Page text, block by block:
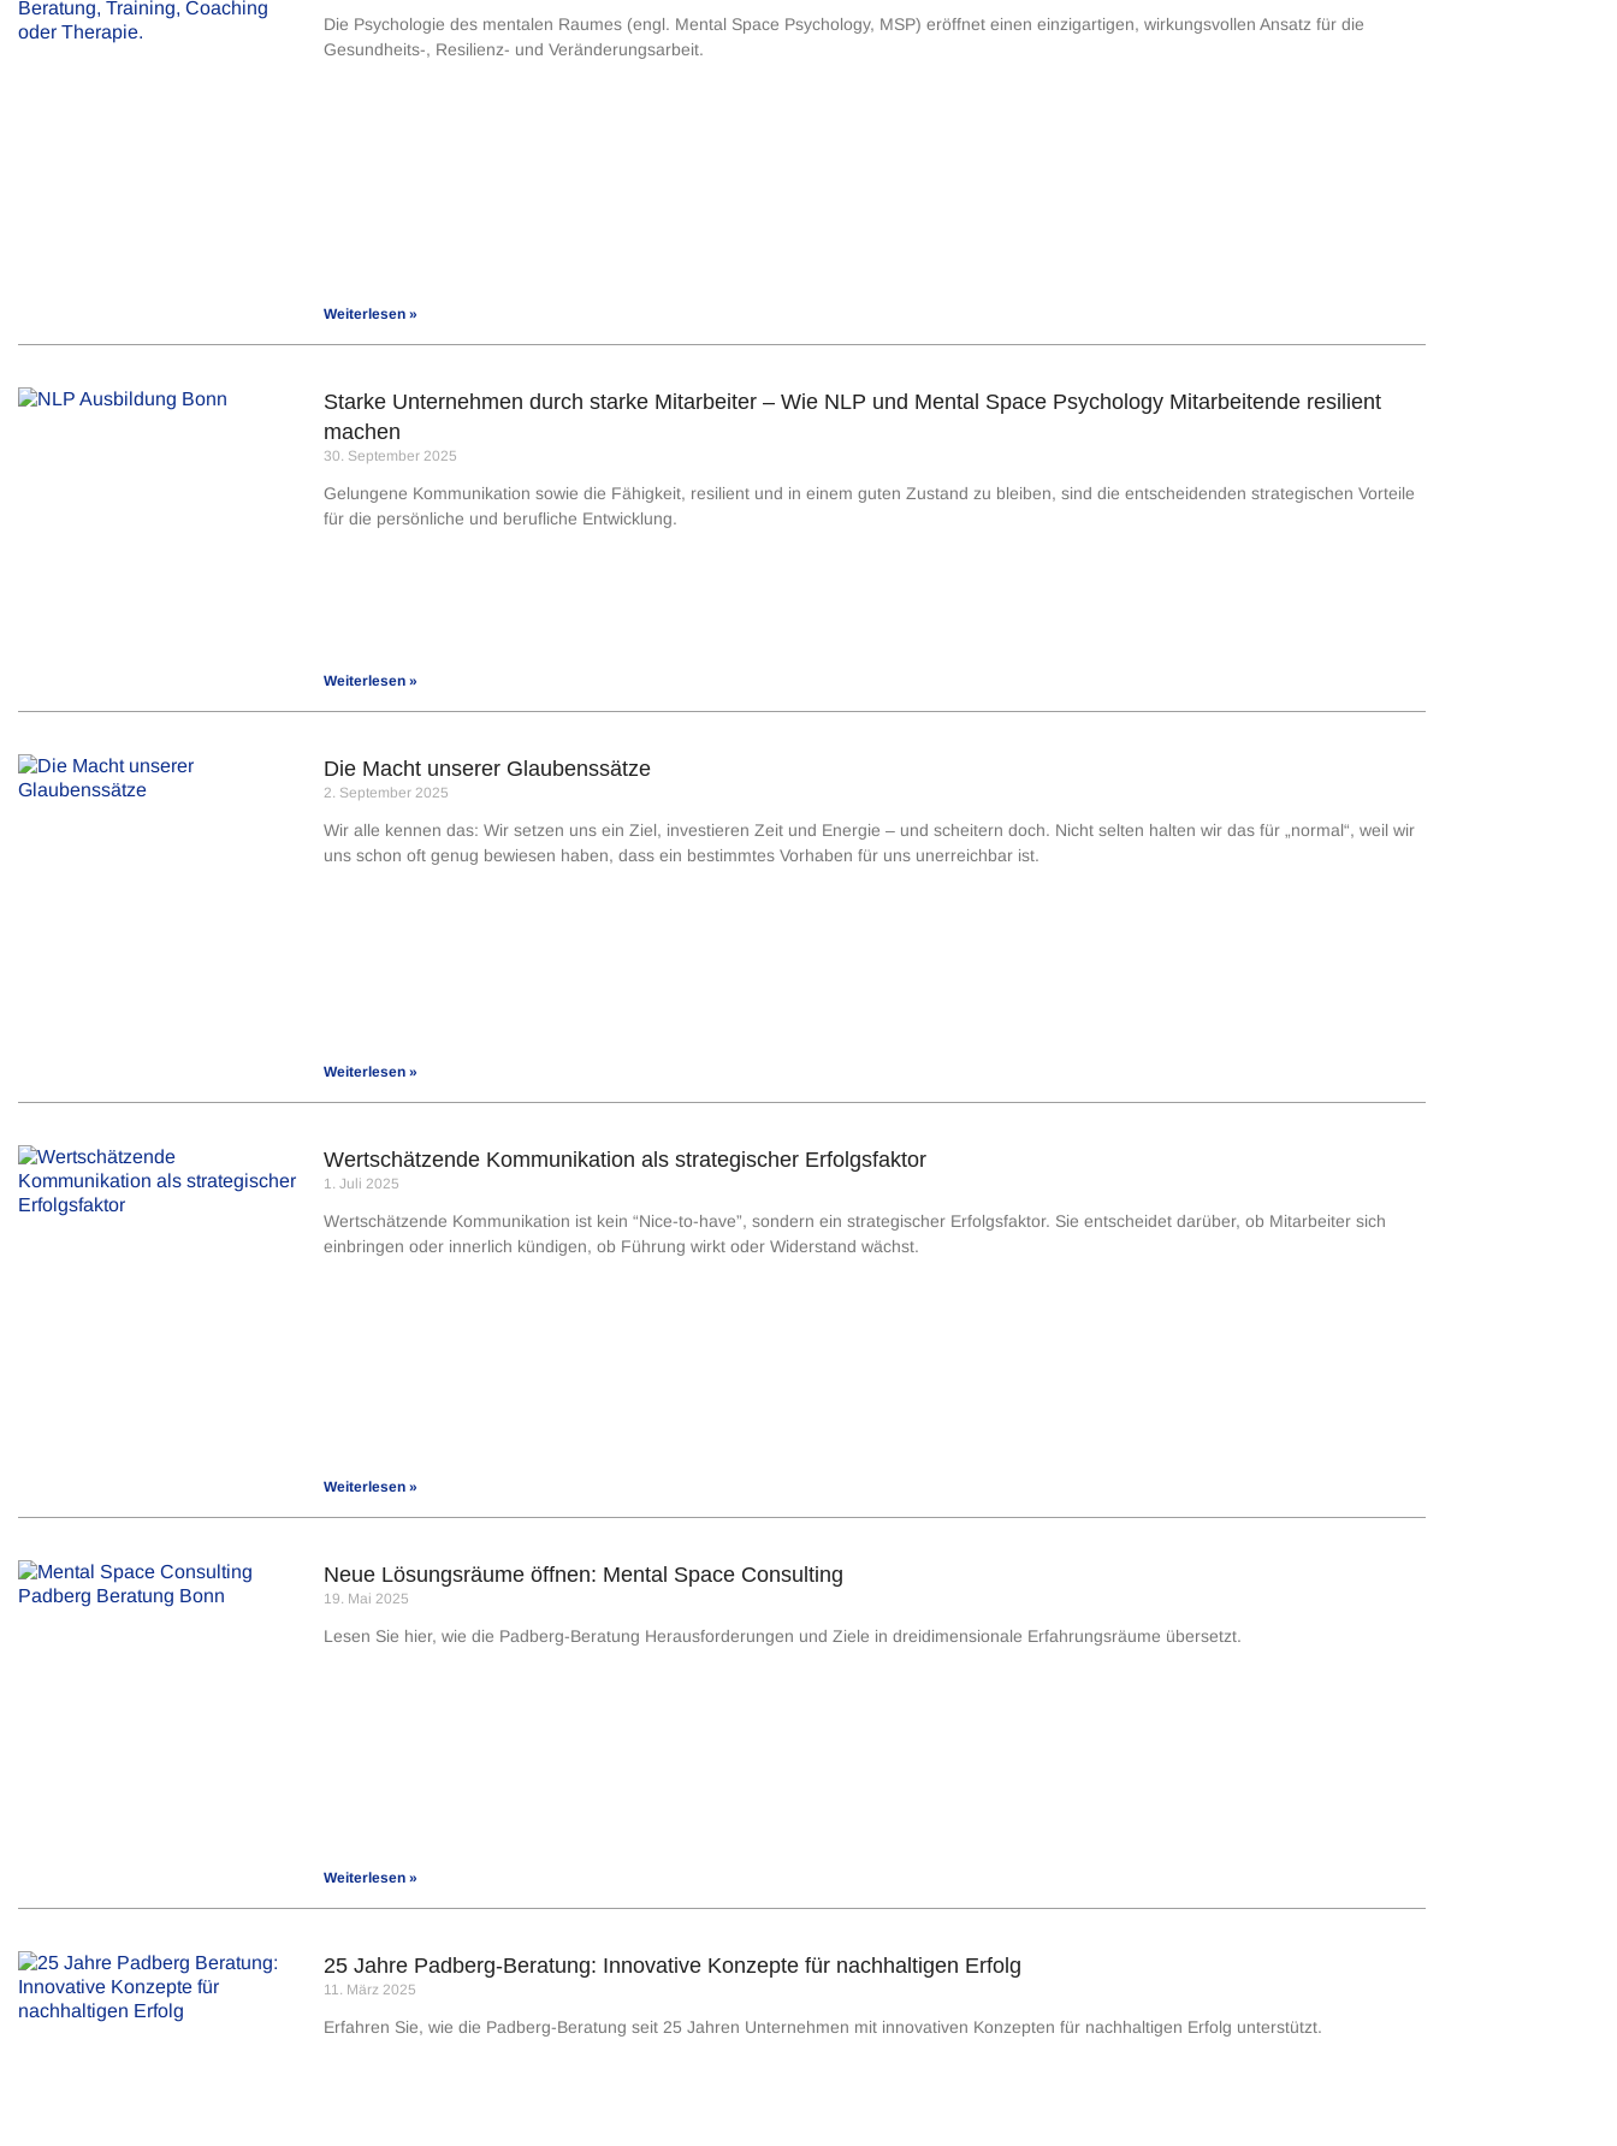
Die Psychologie des mentalen Raumes (engl. Mental Space Psychology, MSP) eröffnet einen einzigartigen, wirkungsvollen Ansatz für die
Gesundheits-, Resilienz- und Veränderungsarbeit.
Weiterlesen »
Starke Unternehmen durch starke Mitarbeiter – Wie NLP und Mental Space Psychology Mitarbeitende resilient
machen
30. September 2025
Gelungene Kommunikation sowie die Fähigkeit, resilient und in einem guten Zustand zu bleiben, sind die entscheidenden strategischen Vorteile
für die persönliche und berufliche Entwicklung.
Weiterlesen »
Die Macht unserer Glaubenssätze
2. September 2025
Wir alle kennen das: Wir setzen uns ein Ziel, investieren Zeit und Energie – und scheitern doch. Nicht selten halten wir das für „normal“, weil wir
uns schon oft genug bewiesen haben, dass ein bestimmtes Vorhaben für uns unerreichbar ist.
Weiterlesen »
Wertschätzende Kommunikation als strategischer Erfolgsfaktor
1. Juli 2025
Wertschätzende Kommunikation ist kein “Nice-to-have”, sondern ein strategischer Erfolgsfaktor. Sie entscheidet darüber, ob Mitarbeiter sich
einbringen oder innerlich kündigen, ob Führung wirkt oder Widerstand wächst.
Weiterlesen »
Neue Lösungsräume öffnen: Mental Space Consulting
19. Mai 2025
Lesen Sie hier, wie die Padberg-Beratung Herausforderungen und Ziele in dreidimensionale Erfahrungsräume übersetzt.
Weiterlesen »
25 Jahre Padberg-Beratung: Innovative Konzepte für nachhaltigen Erfolg
11. März 2025
Erfahren Sie, wie die Padberg-Beratung seit 25 Jahren Unternehmen mit innovativen Konzepten für nachhaltigen Erfolg unterstützt.